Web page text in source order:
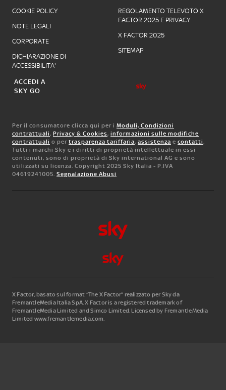
COOKIE POLICY
NOTE LEGALI
CORPORATE
DICHIARAZIONE DI
ACCESSIBILITA'
REGOLAMENTO TELEVOTO X
FACTOR 2025 E PRIVACY
X FACTOR 2025
SITEMAP
ACCEDI A
SKY GO
Per il consumatore clicca qui per i Moduli, Condizioni
contrattuali, Privacy & Cookies, informazioni sulle modifiche
contrattuali o per trasparenza tariffaria, assistenza e contatti.
Tutti i marchi Sky e i diritti di proprietà intellettuale in essi
contenuti, sono di proprietà di Sky international AG e sono
utilizzati su licenza. Copyright 2025 Sky Italia - P.IVA
04619241005. Segnalazione Abusi
X Factor, basato sul format “The X Factor” realizzato per Sky da
FremantleMedia Italia SpA.X Factor is a registered trademark of
FremantleMedia Limited and Simco Limited. Licensed by FremantleMedia
Limited www.fremantlemedia.com.